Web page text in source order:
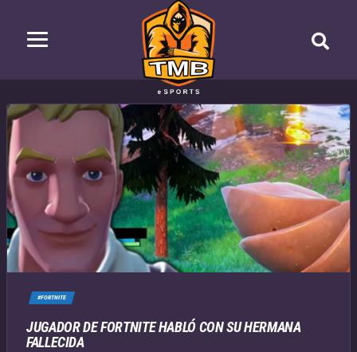
#FORTNITE
JUGADOR DE FORTNITE HABLÓ CON SU HERMANA
FALLECIDA